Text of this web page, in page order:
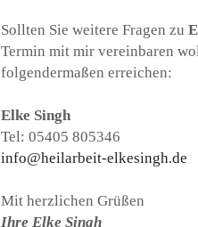
Sollten Sie weitere Fragen zu
Termin mit mir vereinbaren
folgendermaßen erreichen:
Elke Singh
Tel: 05405 805346
info@heilarbeit-elkesingh.de
Mit herzlichen Grüßen
Ihre Elke Singh